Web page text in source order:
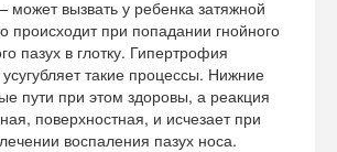
может вызвать у ребенка затяжной
происходит при попадании гнойного
пазух в глотку. Гипертрофия
такие процессы. Нижние
пути при этом здоровы, а реакция
поверхностная, и исчезает при
воспаления пазух носа.